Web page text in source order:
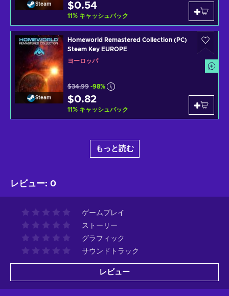
Steam $0.54
11% キャッシュバック
Steam
Homeworld Remastered Collection (PC)
Steam Key EUROPE
ヨーロッパ
$34.99 -98%
$0.82
11% キャッシュバック
もっと読む
レビュー: 0
ゲームプレイ
ストーリー
グラフィック
サウンドトラック
レビュー